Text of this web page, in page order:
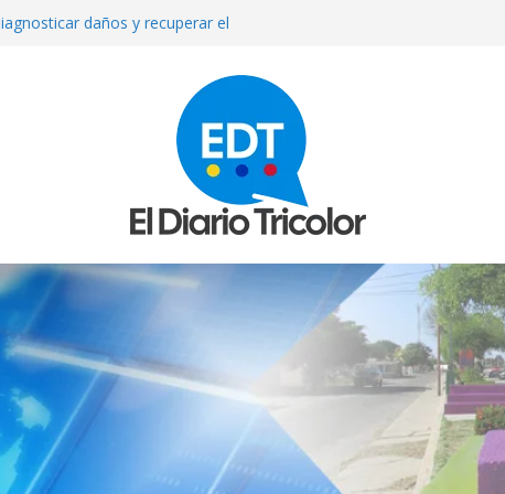
daños y recuperar el
septiembre anuncia el Ministerio
asesinada de un disparo durante
Valeria Márquez: detienen a
del crimen y surgen nuevos